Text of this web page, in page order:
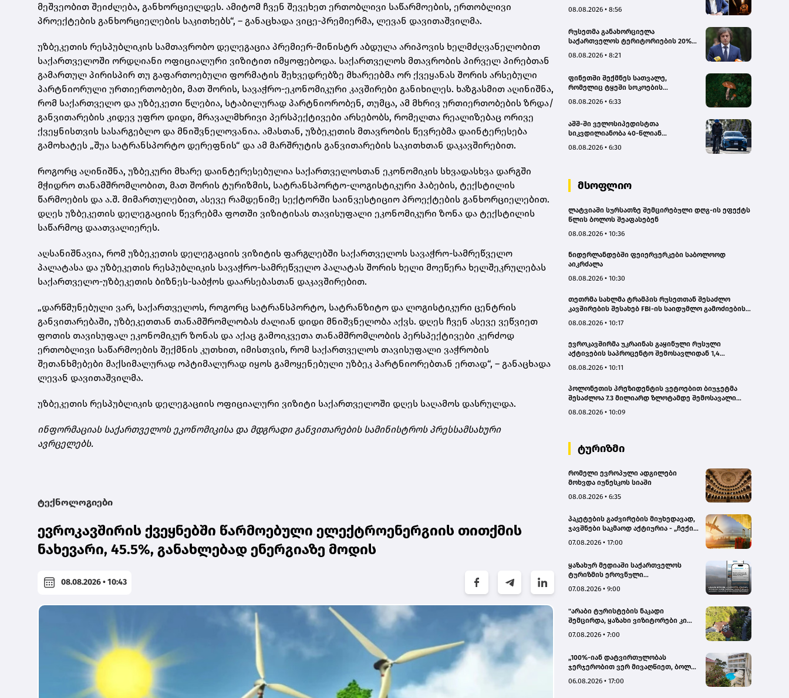
მეშვეობით შეიძლება, განხორციელდეს. ამიტომ ჩვენ შევეხეთ ერთობლივი საწარმოების, ერთობლივი
პროექტების განხორციელების საკითხებს“, – განაცხადა ვიცე-პრემიერმა, ლევან დავითაშვილმა.
უზბეკეთის რესპუბლიკის სამთავრობო დელეგაცია პრემიერ-მინისტრ აბდულა არიპოვის ხელმძღვანელობით
საქართველოში ორდღიანი ოფიციალური ვიზიტით იმყოფებოდა. საქართველოს მთავრობის პირველ პირებთან
გამართულ პირისპირ თუ გაფართოებული ფორმატის შეხვედრებზე მხარეებმა ორ ქვეყანას შორის არსებული
პარტნიორული ურთიერთობები, მათ შორის, სავაჭრო-ეკონომიკური კავშირები განიხილეს. ხაზგასმით აღინიშნა,
რომ საქართველო და უზბეკეთი წლებია, სტაბილურად პარტნიორობენ, თუმცა, ამ მხრივ ურთიერთობების ზრდა/
განვითარების კიდევ უფრო დიდი, მრავალმხრივი პერსპექტივები არსებობს, რომელთა რეალიზებაც ორივე
ქვეყნისთვის სასარგებლო და მნიშვნელოვანია. ამასთან, უზბეკეთის მთავრობის წევრებმა დაინტერესება
გამოხატეს „შუა სატრანსპორტო დერეფნის“ და ამ მარშრუტის განვითარების საკითხთან დაკავშირებით.
როგორც აღინიშნა, უზბეკური მხარე დაინტერესებულია საქართველოსთან ეკონომიკის სხვადასხვა დარგში
მჭიდრო თანამშრომლობით, მათ შორის ტურიზმის, სატრანსპორტო-ლოგისტიკური ჰაბების, ტექსტილის
წარმოების და ა.შ. მიმართულებით, ასევე რამდენიმე სექტორში საინვესტიციო პროექტების განხორციელებით.
დღეს უზბეკეთის დელეგაციის წევრებმა ფოთში ვიზიტისას თავისუფალი ეკონომიკური ზონა და ტექსტილის
საწარმოც დაათვალიერეს.
აღსანიშნავია, რომ უზბეკეთის დელეგაციის ვიზიტის ფარგლებში საქართველოს სავაჭრო-სამრეწველო
პალატასა და უზბეკეთის რესპუბლიკის სავაჭრო-სამრეწველო პალატას შორის ხელი მოეწერა ხელშეკრულებას
საქართველო-უზბეკეთის ბიზნეს-საბჭოს დაარსებასთან დაკავშირებით.
„დარწმუნებული ვარ, საქართველოს, როგორც სატრანსპორტო, სატრანზიტო და ლოგისტიკური ცენტრის
განვითარებაში, უზბეკეთთან თანამშრომლობას ძალიან დიდი მნიშვნელობა აქვს. დღეს ჩვენ ასევე ვეწვიეთ
ფოთის თავისუფალ ეკონომიკურ ზონას და აქაც გამოიკვეთა თანამშრომლობის პერსპექტივები კერძოდ
ერთობლივი საწარმოების შექმნის კუთხით, იმისთვის, რომ საქართველოს თავისუფალი ვაჭრობის
შეთანხმებები მაქსიმალურად ოპტიმალურად იყოს გამოყენებული უზბეკ პარტნიორებთან ერთად“, – განაცხადა
ლევან დავითაშვილმა.
უზბეკეთის რესპუბლიკის დელეგაციის ოფიციალური ვიზიტი საქართველოში დღეს საღამოს დასრულდა.
ინფორმაციას საქართველოს ეკონომიკისა და მდგრადი განვითარების სამინისტროს პრესსამსახური
ავრცელებს.
ტექნოლოგიები
ევროკავშირის ქვეყნებში წარმოებული ელექტროენერგიის თითქმის
ნახევარი, 45.5%, განახლებად ენერგიაზე მოდის
08.08.2026 • 10:43
გათიშვას ჰქონდა კონკრეტული
სამუშაოები ენგურჰესზე - კობახიძე
08.08.2026 • 8:56
რუსეთმა განახორციელა
საქართველოს ტერიტორიების 20%-
რეჟიმის და „ნაცმოძრაობის“
გადაფარავს ამ დანაშაულს, ეს იყო
დანაშაული ჩვენი სახელმწიფოს
წინაშე - კობახიძე
08.08.2026 • 8:21
ფინეთში შექმნეს სათვალე,
რომელიც ტყეში სოკოების
08.08.2026 • 6:33
აშშ-ში ველოსიპედისტთა
სიკვდილიანობა 40-წლიან
08.08.2026 • 6:30
მსოფლიო
ლატვიაში სურსათზე შემცირებული დღგ-ის ეფექტს
წლის ბოლოს შეაფასებენ
08.08.2026 • 10:36
ნიდერლანდებში ფეიერვერკები საბოლოოდ
აიკრძალა
08.08.2026 • 10:30
თეთრმა სახლმა ტრამპის რუსეთთან შესაძლო
კავშირების შესახებ FBI-ის საიდუმლო გამოძიების
08.08.2026 • 10:17
ევროკავშირმა უკრაინას გაყინული რუსული
აქტივების საპროცენტო შემოსავლიდან 1,4
08.08.2026 • 10:11
პოლონეთის პრეზიდენტის ვეტოებით ბიუჯეტმა
შესაძლოა 7.3 მილიარდ ზლოტამდე შემოსავალი
08.08.2026 • 10:09
ტურიზმი
რომელი ევროპული ადგილები
მოხვდა იუნესკოს სიაში
08.08.2026 • 6:35
პაკეტების გაძვირების მიუხედავად,
ჯავშნები საკმაოდ აქტიურია - „ჩექინ
07.08.2026 • 17:00
ყაზახურ მედიაში საქართველოს
ტურიზმის ეროვნული
კამპანიის ფარგლებში სტატიები
07.08.2026 • 9:00
"არაბი ტურისტების ნაკადი
შემცირდა, ყაზახი ვიზიტორები კი
Hotel
07.08.2026 • 7:00
„100%-იან დატვირთულობას
ჯერჯერობით ვერ მივაღწიეთ, ბოლო
გაუქმდა“ - Kobuleti Beach Club
06.08.2026 • 17:00